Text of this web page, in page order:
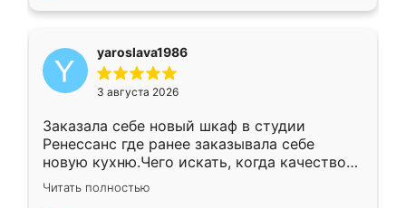
yaroslava1986
3 августа 2026
Заказала себе новый шкаф в студии
Ренессанс где ранее заказывала себе
новую кухню.Чего искать, когда качеством
вполне довольна. Служит кухня уже почти
два года, нареканий нет.
Читать полностью